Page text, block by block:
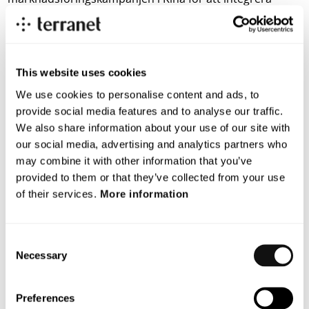
This website uses cookies
We use cookies to personalise content and ads, to
provide social media features and to analyse our traffic.
We also share information about your use of our site with
our social media, advertising and analytics partners who
may combine it with other information that you’ve
provided to them or that they’ve collected from your use
of their services. More information
Selection
Necessary
Preferences
TerraNets mjukvara i basbands- och
applikationsprocessorn i Snapdragonchipsetet hos de
Under perioden har bolaget också påbörjat en
lanseringskampanj av en krypterad offlinebaserad
betalfunktion. Vi har identifierat detta som ett område
med stora transaktionsvolymer där vår teknologi kan
förbättra nuvarande lösningar. Bolaget vänder sig till de
ledande bank- och betalkortsleverantörerna samt
multimedia distributörerna på tillväxtmarknaderna i
Kina och Indien.
organisationsförändring som innebär att verksamheten
delades upp i två affärsområden – Industrial IoT och
nyckelrekryteringar. Christian Lönne tillträdde som